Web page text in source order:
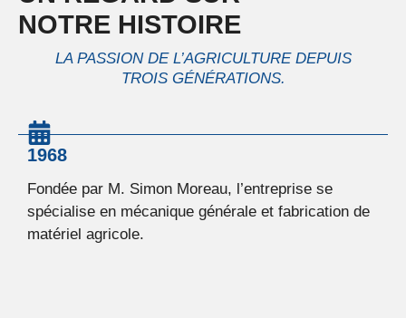
NOTRE HISTOIRE
LA PASSION DE L’AGRICULTURE DEPUIS
TROIS GÉNÉRATIONS.
1968
Fondée par M. Simon Moreau, l’entreprise se
spécialise en mécanique générale et fabrication de
matériel agricole.